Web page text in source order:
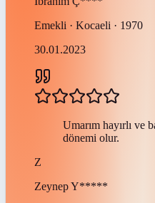
Emekli · Kocaeli · 1970
30.01.2023
Umarım hayırlı ve
dönemi olur.
Z
ZeynepY*****